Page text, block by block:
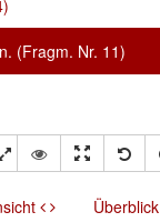
(Fragm. Nr. 11)
Überblick